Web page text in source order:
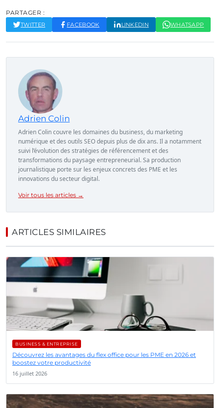
PARTAGER :
TWITTER FACEBOOK LINKEDIN WHATSAPP
Adrien Colin
Adrien Colin couvre les domaines du business, du marketing
numérique et des outils SEO depuis plus de dix ans. Il a notamment
suivi l’évolution des stratégies de référencement et des
transformations du paysage entrepreneurial. Sa production
journalistique porte sur les enjeux concrets des PME et les
innovations du secteur digital.
Voir tous les articles →
ARTICLES SIMILAIRES
BUSINESS & ENTREPRISE
Découvrez les avantages du flex office pour les PME en 2026 et
boostez votre productivité
16 juillet 2026